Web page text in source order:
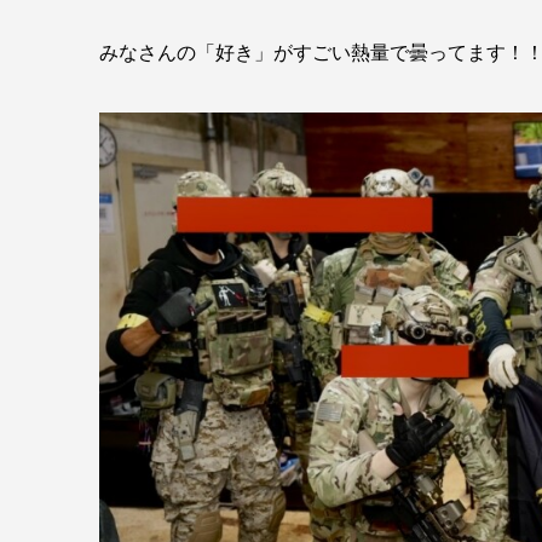
みなさんの「好き」がすごい熱量で曇ってます！